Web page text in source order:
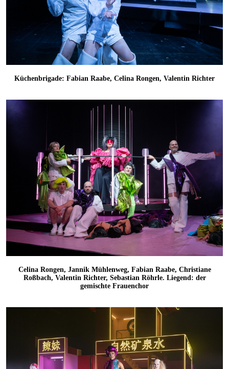
Küchenbrigade: Fabian Raabe, Celina Rongen, Valentin Richter
Celina Rongen, Jannik Mühlenweg, Fabian Raabe, Christiane
Roßbach, Valentin Richter, Sebastian Röhrle. Liegend: der
gemischte Frauenchor